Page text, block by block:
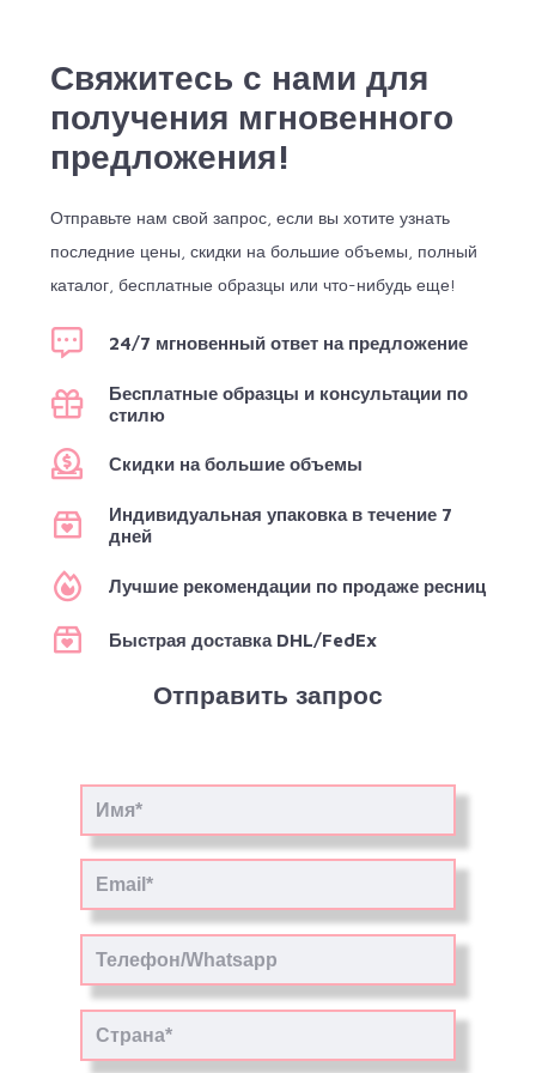
Свяжитесь с нами для
получения мгновенного
предложения!
Отправьте нам свой запрос, если вы хотите узнать
последние цены, скидки на большие объемы, полный
каталог, бесплатные образцы или что-нибудь еще!
24/7 мгновенный ответ на предложение
Бесплатные образцы и консультации по
стилю
Скидки на большие объемы
Индивидуальная упаковка в течение 7
дней
Лучшие рекомендации по продаже ресниц
Быстрая доставка DHL/FedEx
Отправить запрос